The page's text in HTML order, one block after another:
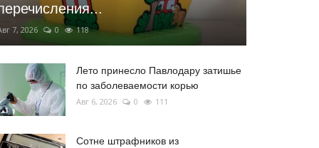
7, 2026 0 118
Лето принесло Павлодару затишье
по заболеваемости корью
Авг 6, 2026 0 111
Сотне штрафников из